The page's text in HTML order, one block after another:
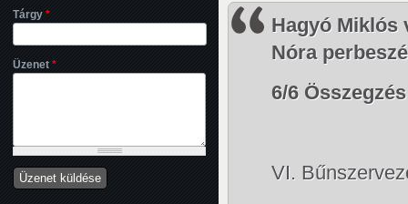
Hagyó Miklós
Nóra
6/6 Összegzés
VI.
Tárgy *
Üzenet *